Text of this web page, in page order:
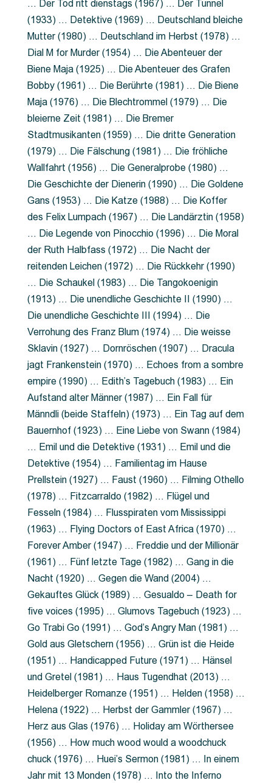
… Der Tod ritt dienstags (1967) … Der Tunnel
(1933) … Detektive (1969) … Deutschland bleiche
Mutter (1980) … Deutschland im Herbst (1978) …
Dial M for Murder (1954) … Die Abenteuer der
Biene Maja (1925) … Die Abenteuer des Grafen
Bobby (1961) … Die Berührte (1981) … Die Biene
Maja (1976) … Die Blechtrommel (1979) … Die
bleierne Zeit (1981) … Die Bremer
Stadtmusikanten (1959) … Die dritte Generation
(1979) … Die Fälschung (1981) … Die fröhliche
Wallfahrt (1956) … Die Generalprobe (1980) …
Die Geschichte der Dienerin (1990) … Die Goldene
Gans (1953) … Die Katze (1988) … Die Koffer
des Felix Lumpach (1967) … Die Landärztin (1958)
… Die Legende von Pinocchio (1996) … Die Moral
der Ruth Halbfass (1972) … Die Nacht der
reitenden Leichen (1972) … Die Rückkehr (1990)
… Die Schaukel (1983) … Die Tangokoenigin
(1913) … Die unendliche Geschichte II (1990) …
Die unendliche Geschichte III (1994) … Die
Verrohung des Franz Blum (1974) … Die weisse
Sklavin (1927) … Dornröschen (1907) … Dracula
jagt Frankenstein (1970) … Echoes from a sombre
empire (1990) … Edith’s Tagebuch (1983) … Ein
Aufstand alter Männer (1987) … Ein Fall für
Männdli (beide Staffeln) (1973) … Ein Tag auf dem
Bauernhof (1923) … Eine Liebe von Swann (1984)
… Emil und die Detektive (1931) … Emil und die
Detektive (1954) … Familientag im Hause
Prellstein (1927) … Faust (1960) … Filming Othello
(1978) … Fitzcarraldo (1982) … Flügel und
Fesseln (1984) … Flusspiraten vom Mississippi
(1963) … Flying Doctors of East Africa (1970) …
Forever Amber (1947) … Freddie und der Millionär
(1961) … Fünf letzte Tage (1982) … Gang in die
Nacht (1920) … Gegen die Wand (2004) …
Gekauftes Glück (1989) … Gesualdo – Death for
five voices (1995) … Glumovs Tagebuch (1923) …
Go Trabi Go (1991) … God’s Angry Man (1981) …
Gold aus Gletschern (1956) … Grün ist die Heide
(1951) … Handicapped Future (1971) … Hänsel
und Gretel (1981) … Haus Tugendhat (2013) …
Heidelberger Romanze (1951) … Helden (1958) …
Helena (1922) … Herbst der Gammler (1967) …
Herz aus Glas (1976) … Holiday am Wörthersee
(1956) … How much wood would a woodchuck
chuck (1976) … Huei’s Sermon (1981) … In einem
Jahr mit 13 Monden (1978) … Into the Inferno